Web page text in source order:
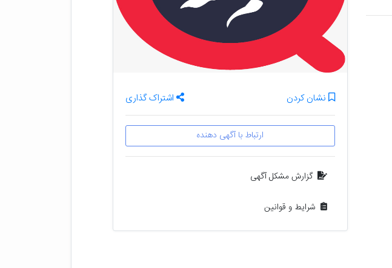
نشان کردن اشتراک گذاری
ارتباط با آگهی دهنده
گزارش مشکل آگهی
شرایط و قوانین